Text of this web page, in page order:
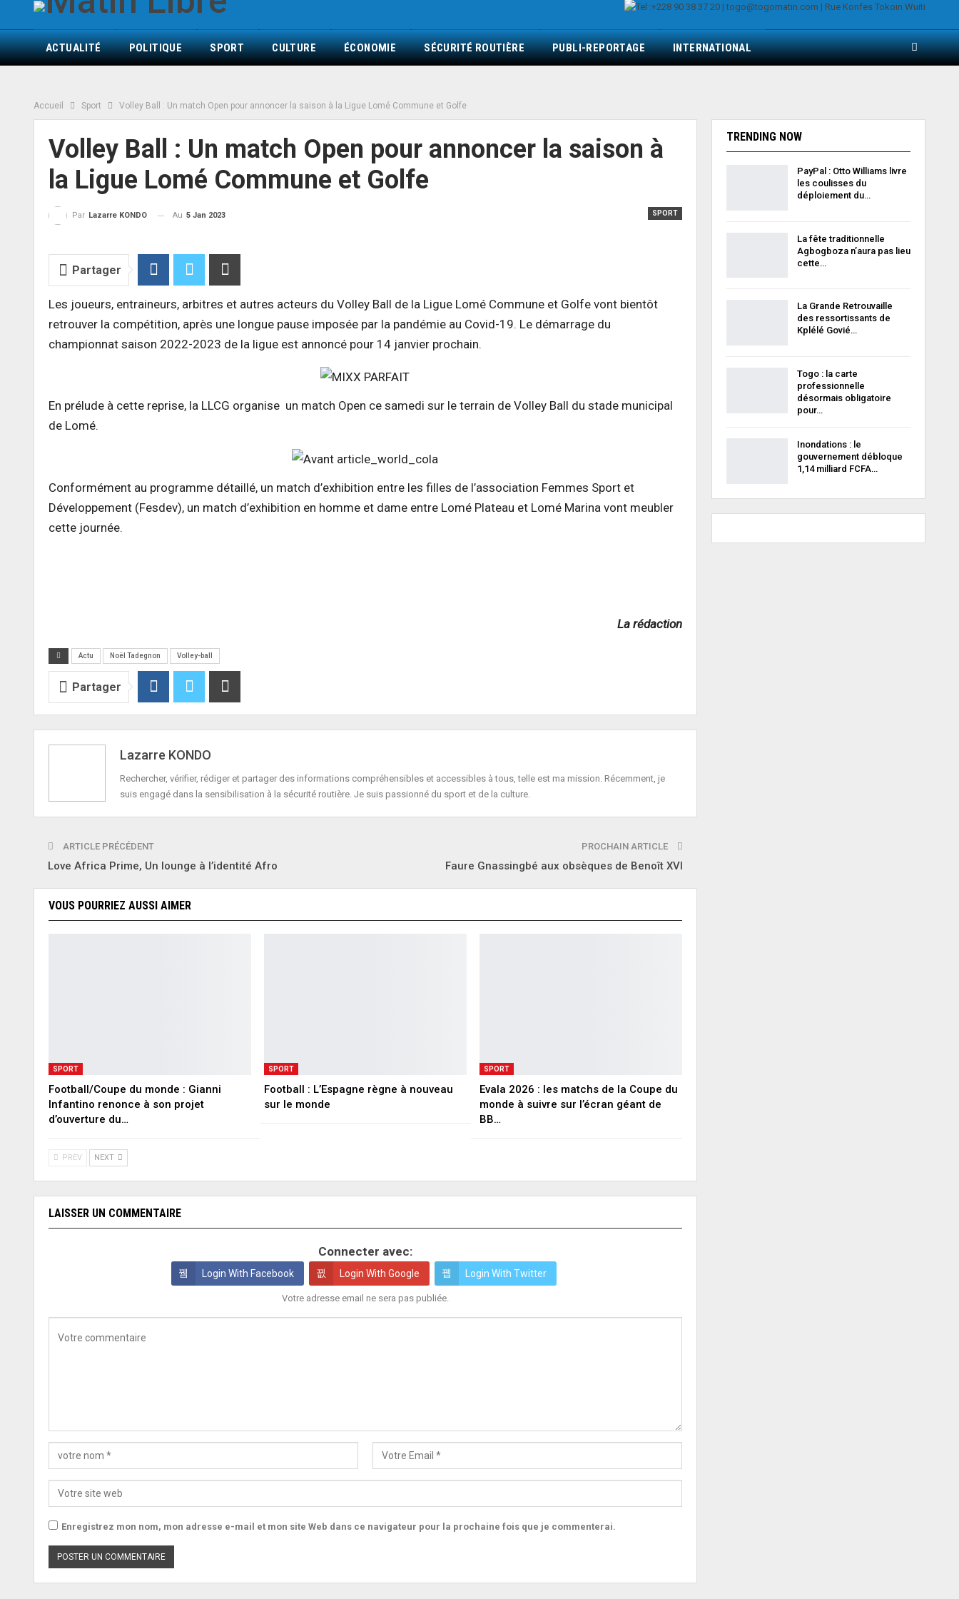
ACTUALITÉ POLITIQUE SPORT CULTURE ÉCONOMIE SÉCURITÉ ROUTIÈRE PUBLI-REPORTAGE INTERNATIONAL
Accueil Sport Volley Ball : Un match Open pour annoncer la saison à la Ligue Lomé Commune et Golfe
Volley Ball : Un match Open pour annoncer la saison à
la Ligue Lomé Commune et Golfe
SPORT
Par Lazarre KONDO Au 5 Jan 2023
Partager
Les joueurs, entraineurs, arbitres et autres acteurs du Volley Ball de la Ligue Lomé Commune et Golfe vont bientôt
retrouver la compétition, après une longue pause imposée par la pandémie au Covid-19. Le démarrage du
championnat saison 2022-2023 de la ligue est annoncé pour 14 janvier prochain.
En prélude à cette reprise, la LLCG organise un match Open ce samedi sur le terrain de Volley Ball du stade municipal
de Lomé.
Conformément au programme détaillé, un match d’exhibition entre les filles de l’association Femmes Sport et
Développement (Fesdev), un match d’exhibition en homme et dame entre Lomé Plateau et Lomé Marina vont meubler
cette journée.
La rédaction
Actu Noël Tadegnon Volley-ball
Partager
Lazarre KONDO
Rechercher, vérifier, rédiger et partager des informations compréhensibles et accessibles à tous, telle est ma mission. Récemment, je
suis engagé dans la sensibilisation à la sécurité routière. Je suis passionné du sport et de la culture.
ARTICLE PRÉCÉDENT
Love Africa Prime, Un lounge à l’identité Afro
PROCHAIN ARTICLE
Faure Gnassingbé aux obsèques de Benoît XVI
VOUS POURRIEZ AUSSI AIMER
SPORT
Football/Coupe du monde : Gianni
Infantino renonce à son projet
d’ouverture du…
SPORT
Football : L’Espagne règne à nouveau
sur le monde
SPORT
Evala 2026 : les matchs de la Coupe du
monde à suivre sur l’écran géant de
BB…
PREV NEXT
LAISSER UN COMMENTAIRE
Connecter avec:
Login With Facebook Login With Google Login With Twitter
Votre adresse email ne sera pas publiée.
Enregistrez mon nom, mon adresse e-mail et mon site Web dans ce navigateur pour la prochaine fois que je commenterai.
TRENDING NOW
PayPal : Otto Williams livre
les coulisses du
déploiement du…
La fête traditionnelle
Agbogboza n’aura pas lieu
cette…
La Grande Retrouvaille
des ressortissants de
Kplélé Govié…
Togo : la carte
professionnelle
désormais obligatoire
pour…
Inondations : le
gouvernement débloque
1,14 milliard FCFA…